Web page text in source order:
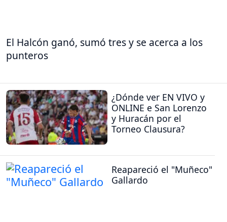
El Halcón ganó, sumó tres y se acerca a los
punteros
¿Dónde ver EN VIVO y
ONLINE e San Lorenzo
y Huracán por el
Torneo Clausura?
Reapareció el "Muñeco"
Gallardo